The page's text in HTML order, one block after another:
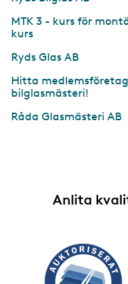
MTK 3 - kurs för
kurs
Ryds Glas AB
Hitta
bilglasmästeri!
Råda Glasmästeri AB
Anlita